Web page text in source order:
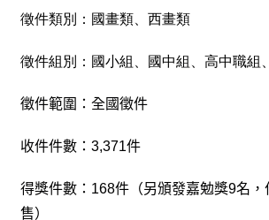
於
們
最
息
得
徵件類別：國畫類、西畫類
徵件組別：國小組、國中組、高中職組
徵件範圍：全國徵件
收件件數： 3,371件
得獎件數： 168件（另頒發嘉勉獎9名，
售）